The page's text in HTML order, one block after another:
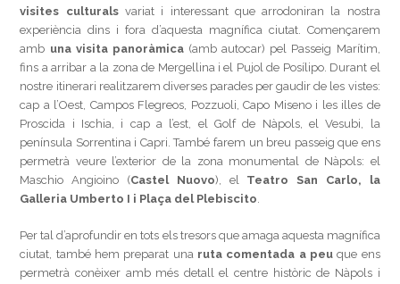
visites culturalsvariat i interessant que arrodoniran la nostra
experiència dins i fora d’aquesta magnífica ciutat. Començarem
amb una visita panoràmica(amb autocar) pel Passeig Marítim,
fins a arribar a la zona de Mergellina i el Pujol de Posílipo. Durant el
nostre itinerari realitzarem diverses parades per gaudir de les vistes:
cap a l’Oest, Campos Flegreos, Pozzuoli, Capo Miseno i les illes de
Proscida i Ischia, i cap a l’est, el Golf de Nàpols, el Vesubi, la
península Sorrentina i Capri. També farem un breu passeig que ens
permetrà veure l’exterior de la zona monumental de Nàpols: el
Maschio Angioino (Castel Nuovo), el Teatro San Carlo, la
Galleria Umberto I i Plaça del Plebiscito.
Per tal d’aprofundir en tots els tresors que amaga aquesta magnífica
ciutat, també hem preparat una ruta comentada a peuque ens
permetrà conèixer amb més detall el centre històric de Nàpols i